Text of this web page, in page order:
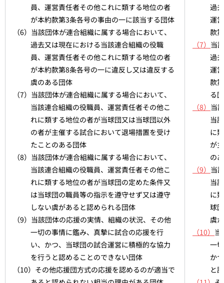
員、運営責任者その他これに類する地位の者
が本約款第3条各号の事由の一に該当する団体
（6）当該団体が連合組織に属する場合において、
過去又は現在における当該連合組織の役職
員、運営責任者その他これに類する地位の者
が本約款第8条各号の一に違反し又は違反する
虞のある団体
（7）当該団体が連合組織に属する場合において、
当該連合組織の役職員、運営責任者その他こ
れに類する地位の者が当球団又は当球団以外
の者が主催する試合において退場措置を受け
たことのある団体
（8）当該団体が連合組織に属する場合において、
当該連合組織の役職員、運営責任者その他こ
れに類する地位の者が当球団の定めた条件又
は当球団の職員等の指示を遵守せず又は遵守
しない虞があると認められる団体
（9）当該団体の応援の実情、組織の状況、その他
一切の事情に鑑み、真摯に試合の応援を行
い、かつ、当球団の試合運営に積極的な協力
を行うと認めることのできない団体
（10）その他応援団方式の応援を認めるのが適当で
過
運
款
（7） 当
過
運
款
る
（8） 当
当
に
が
の
（9） 当
当
に
球
虞
（10） 当
一
か
と